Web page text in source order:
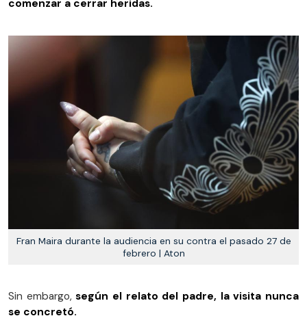
comenzar a cerrar heridas.
Fran Maira durante la audiencia en su contra el pasado 27 de
febrero | Aton
Sin embargo, según el relato del padre, la visita nunca
se concretó.